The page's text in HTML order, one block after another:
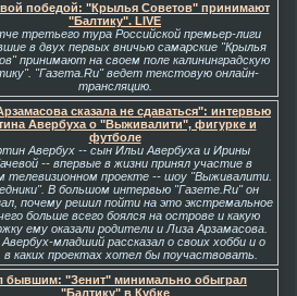
победой: "Крылья Советов" принимают
"Балтику". LIVE
третьего тура Российской премьер-лиги
в двух первых вничью самарские "Крылья
принимают на своем поле калининградскую
"Газета.Ru" ведет текстовую онлайн-
трансляцию.
сказала не сдаваться": интервью
Авербуха о "Выживалити", фигурке и
футболе
Авербух -- сын Ильи Авербуха и Ирины
-- впервые в жизни принял участие в
телевизионном проекте -- шоу "Выживалити.
В большом интервью "Газете.Ru" он
почему решил пойти на это экстремальное
больше всего боялся на острове и какую
ему оказали родители и Лиза Арзамасова.
младший рассказал о своих хобби и о
каких проектах хотел бы поучаствовать.
бывшим: "Зенит" минимально обыграл
"Балтику" в Кубке